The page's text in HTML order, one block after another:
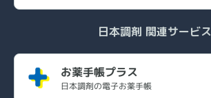
日本調剤 関連サービス
お薬手帳プラス
日本調剤の電子お薬手帳